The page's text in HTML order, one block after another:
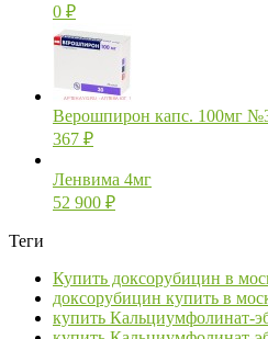
0 ₽
Верошпирон капс. 100мг
367 ₽
Ленвима 4мг
52 900 ₽
Теги
Купить доксорубицин в
доксорубицин купить в
купить Кальциумфолинат-